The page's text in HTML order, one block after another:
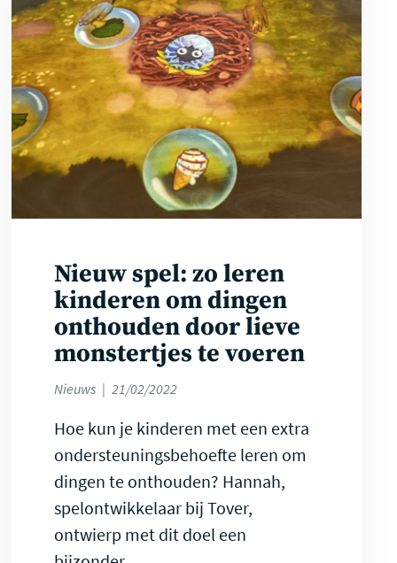
Nieuw spel: zo leren
kinderen om dingen
onthouden door lieve
monstertjes te voeren
Nieuws 21/02/2022
Hoe kun je kinderen met een extra
ondersteuningsbehoefte leren om
dingen te onthouden? Hannah,
spelontwikkelaar bij Tover,
ontwierp met dit doel een
meer